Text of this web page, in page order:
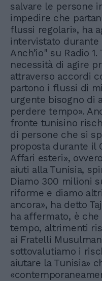
salvare le persone
impedire che
flussi regolari», ha
intervistato durante
Anch’io" su Radio
necessità di agire
attraverso accordi
partono i flussi di
urgente bisogno di
perdere tempo».
fronte tunisino
di persone che si
proposta durante il
Affari esteri»,
aiuti alla Tunisia,
Diamo 300 milioni
riforme e diamo
ancora», ha detto
ha affermato, è
tempo, altrimenti
ai Fratelli
sottovalutiamo i
aiutare la Tunisia»